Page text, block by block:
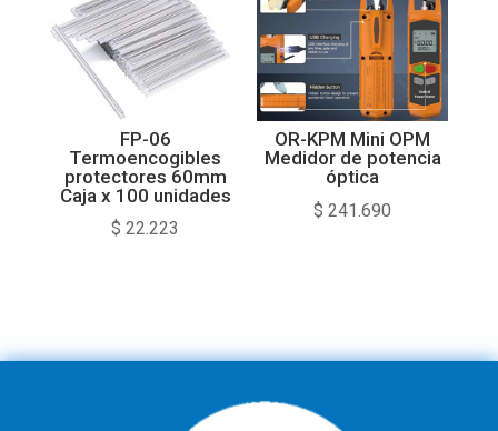
FP-06
Termoencogibles
protectores 60mm
Caja x 100 unidades
$ 22.223
OR-KPM Mini OPM
Medidor de potencia
óptica
$ 241.690